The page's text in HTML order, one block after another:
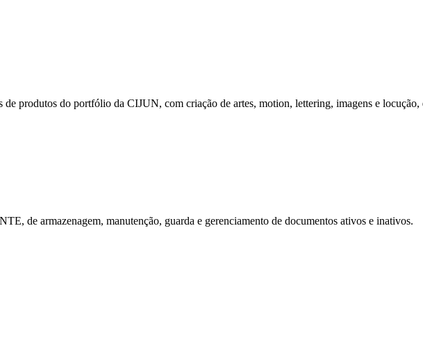
produtos do portfólio da CIJUN, com criação de artes, motion, lettering, imagens e locução,
de armazenagem, manutenção, guarda e gerenciamento de documentos ativos e inativos.